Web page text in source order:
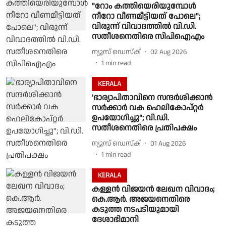
"റോം കത്തിയെരിയുമ്പോൾ
നീറോ വീണമീട്ടിയത് പോലെ";
വിരുന്ന് വിവാദത്തിൽ വി.ഡി.
സതീശനെതിരെ സിപിഐഎം
ന്യൂസ് ഡെസ്ക്
02 Aug 2026
1 min read
KERALA
'ഭാര്യാപിതാവിനെ സന്ദർശിക്കാൻ
സർക്കാർ വക ഹെലികോപ്റ്റർ
ഉപയോഗിച്ചു''; വി.ഡി.
സതീശനെതിരെ പ്രതിപക്ഷം
ന്യൂസ് ഡെസ്ക്
01 Aug 2026
1 min read
KERALA
കള്ളൻ വിജയൻ ലേഖന വിവാദം;
കെ.ആർ. അജയനെതിരെ
കടുത്ത നടപടിയുമായി
ദേശാഭിമാനി